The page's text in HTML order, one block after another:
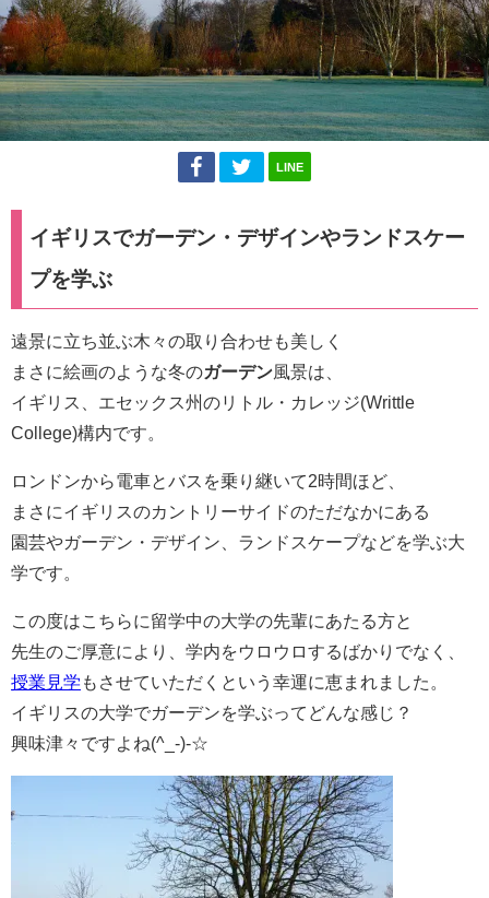
LINE
イギリスでガーデン・デザインやランドスケー
プを学ぶ
遠景に立ち並ぶ木々の取り合わせも美しく
まさに絵画のような冬のガーデン風景は、
イギリス、エセックス州のリトル・カレッジ(Writtle
College)構内です。
ロンドンから電車とバスを乗り継いて2時間ほど、
まさにイギリスのカントリーサイドのただなかにある
園芸やガーデン・デザイン、ランドスケープなどを学ぶ大
学です。
この度はこちらに留学中の大学の先輩にあたる方と
先生のご厚意により、学内をウロウロするばかりでなく、
授業見学 もさせていただくという幸運に恵まれました。
イギリスの大学でガーデンを学ぶってどんな感じ？
興味津々ですよね(^_-)-☆